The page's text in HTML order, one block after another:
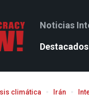
Noticias
Destacados
climática Irán